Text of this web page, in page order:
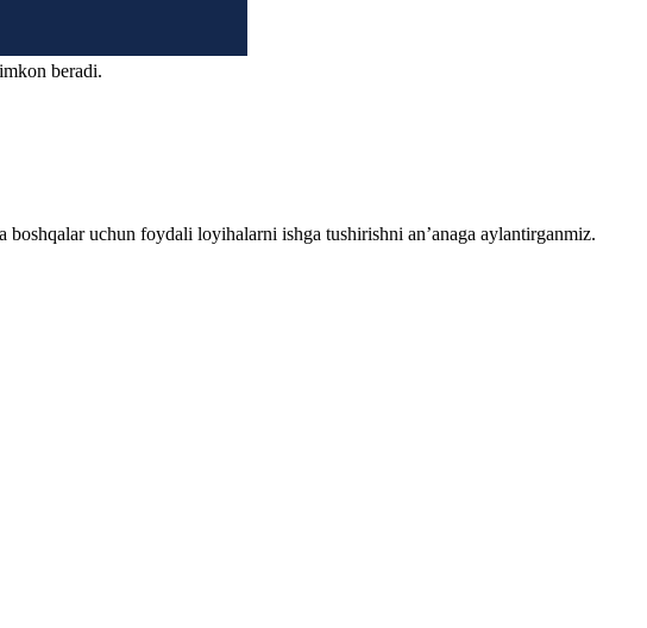
beradi.
uchun foydali loyihalarni ishga tushirishni an’anaga aylantirganmiz.